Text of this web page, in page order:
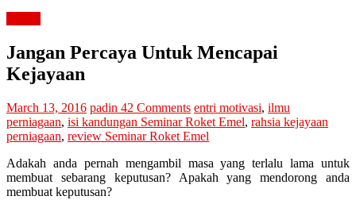
Jangan Percaya Untuk Mencapai
Kejayaan
March 13, 2016 padin 42 Comments entri motivasi, ilmu
perniagaan, isi kandungan Seminar Roket Emel, rahsia kejayaan
perniagaan, review Seminar Roket Emel
Adakah anda pernah mengambil masa yang terlalu lama untuk
membuat sebarang keputusan? Apakah yang mendorong anda
membuat keputusan?